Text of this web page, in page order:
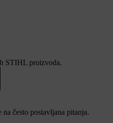
STIHL proizvoda.
često postavljana pitanja.